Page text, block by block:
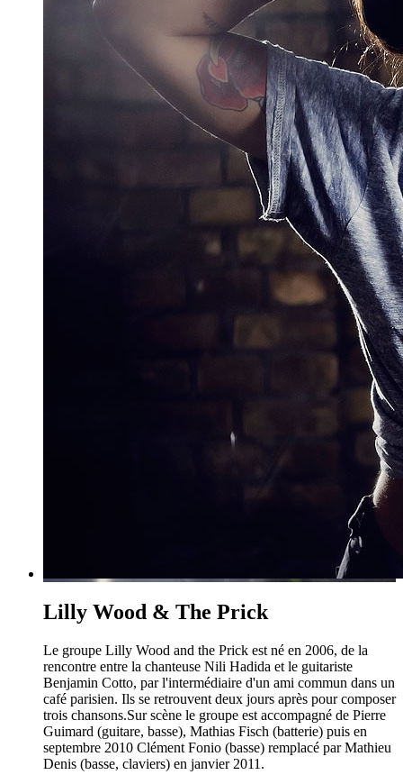
Lilly Wood & The Prick
Le groupe Lilly Wood and the Prick est né en 2006, de la
rencontre entre la chanteuse Nili Hadida et le guitariste
Benjamin Cotto, par l'intermédiaire d'un ami commun dans un
café parisien. Ils se retrouvent deux jours après pour composer
trois chansons.Sur scène le groupe est accompagné de Pierre
Guimard (guitare, basse), Mathias Fisch (batterie) puis en
septembre 2010 Clément Fonio (basse) remplacé par Mathieu
Denis (basse, claviers) en janvier 2011.